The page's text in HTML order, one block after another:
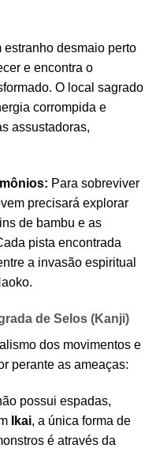
estranho desmaio perto
e encontra o
O local sagrado
corrompida e
assustadoras,
Para sobreviver
precisará explorar
de bambu e as
pista encontrada
a invasão espiritual
de Selos (Kanji)
dos movimentos e
perante as ameaças:
possui espadas,
Ikai, a única forma de
é através da